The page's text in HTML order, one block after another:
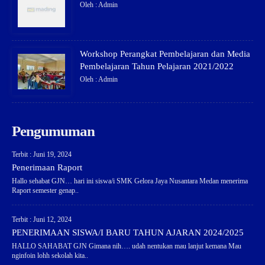
Oleh : Admin
Workshop Perangkat Pembelajaran dan Media
Pembelajaran Tahun Pelajaran 2021/2022
Oleh : Admin
Pengumuman
Terbit : Juni 19, 2024
Penerimaan Raport
Hallo sehabat GJN… hari ini siswa/i SMK Gelora Jaya Nusantara Medan menerima
Raport semester genap..
Terbit : Juni 12, 2024
PENERIMAAN SISWA/I BARU TAHUN AJARAN 2024/2025
HALLO SAHABAT GJN Gimana nih…. udah nentukan mau lanjut kemana Mau
nginfoin lohh sekolah kita..